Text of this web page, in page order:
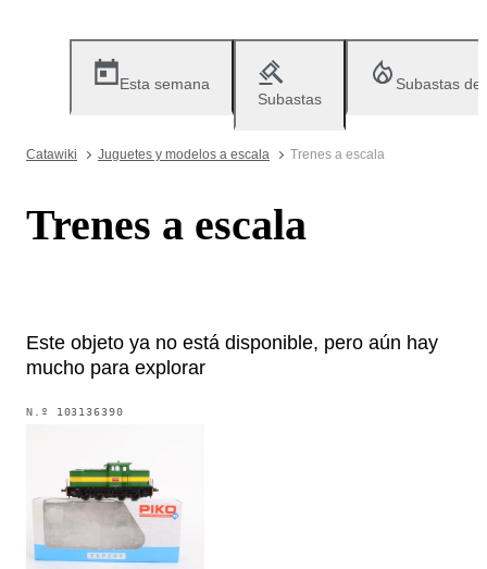
Esta semana
Subastas
Subastas
Catawiki Juguetes y modelos a escala Trenes a escala
Trenes a escala
Este objeto ya no está disponible, pero aún hay
mucho para explorar
N.º 103136390